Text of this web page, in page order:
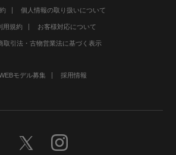
個人情報の取り扱いについて
用規約 お客様対応について
取引法・古物営業法に基づく表示
モデル募集 採用情報